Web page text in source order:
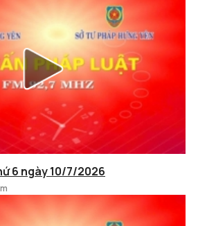
6 ngày 10/7/2026